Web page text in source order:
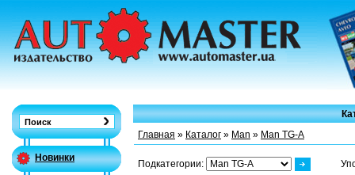
Новинки
Главная » Каталог » Man » Man TG-A
Подкатегории: